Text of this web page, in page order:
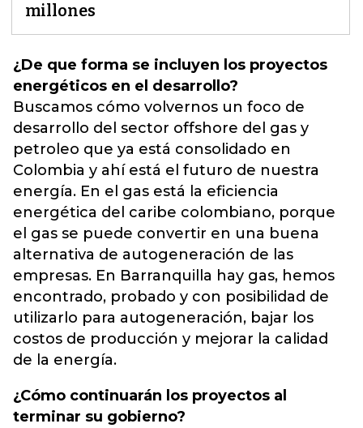
millones
¿De que forma se incluyen los proyectos
energéticos en el desarrollo?
Buscamos cómo volvernos un foco de
desarrollo del sector offshore del gas y
petroleo que ya está consolidado en
Colombia y ahí está el futuro de nuestra
energía. En el gas está la eficiencia
energética del caribe colombiano, porque
el gas se puede convertir en una buena
alternativa de autogeneración de las
empresas. En Barranquilla hay gas, hemos
encontrado, probado y con posibilidad de
utilizarlo para autogeneración, bajar los
costos de producción y mejorar la calidad
de la energía.
¿Cómo continuarán los proyectos al
terminar su gobierno?